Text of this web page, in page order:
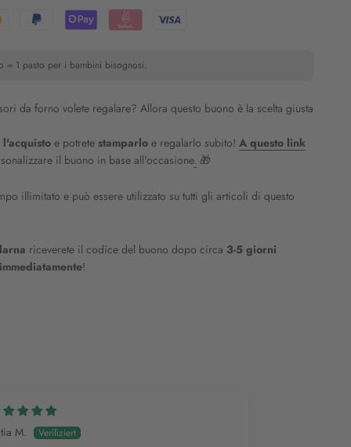
= 1 pasto per i bambini bisognosi.
da forno volete regalare? Allora questo buono è la scelta giusta
e potrete stamparlo e regalarlo subito! A questo link
il buono in base all'occasione. 🎁
illimitato e può essere utilizzato su tutti gli articoli di questo
riceverete il codice del buono dopo circa 3-5 giorni
!
M.